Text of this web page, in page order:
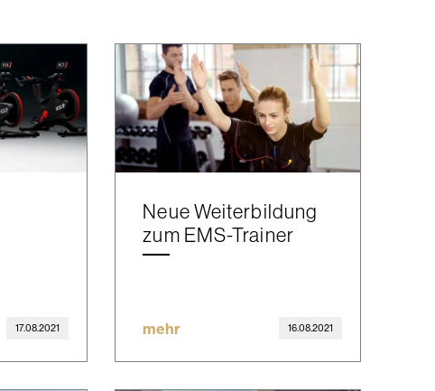
17.08.2021
Neue Weiterbildung
zum EMS-Trainer
mehr 16.08.2021